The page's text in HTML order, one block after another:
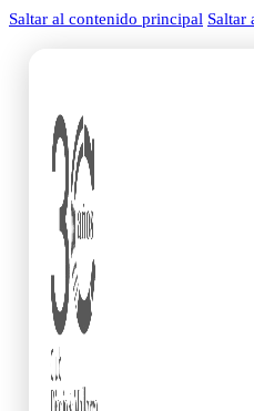
Saltar al contenido principal Saltar